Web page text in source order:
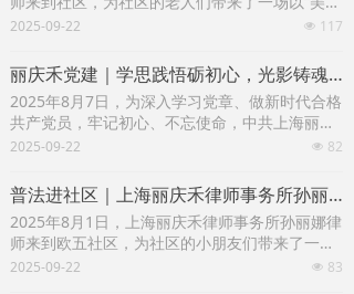
生活·民法典相伴之财富传承”为主题的讲座，旨
的财产安排和晚年的权益保障提供法律建议和支
持。
넶 117
2025-09-22
丽庆禾党建｜学思践悟砺初心，光影铸魂强信念——中共上海丽庆禾律师事务所支部委员会开展党组织生活会
2025年8月7日，为深入学习党章、做新时代合格
共产党员，牢记初心、不忘使命，中共上海丽庆
禾律师事务所支部委员会开展了以“学思践悟砺初
넶 82
2025-09-22
普法进社区｜上海丽庆禾律师事务所孙丽娜律师宣讲“法润青春 护航成长”
2025年8月1日，上海丽庆禾律师事务所孙丽娜律
师来到欧五社区，为社区的小朋友们带来了一场
以“法润青春 护航成长”为主题的讲座，旨在帮助
넶 83
2025-09-22